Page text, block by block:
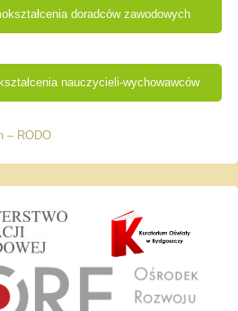
doradców zawodowych
nauczycieli-wychowawców
– RODO